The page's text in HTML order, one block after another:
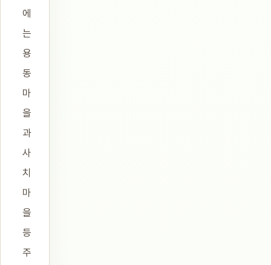
에
는
용
동
마
을
과
사
치
마
을
등
주